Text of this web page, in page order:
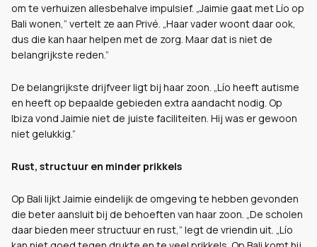
om te verhuizen allesbehalve impulsief. „Jaimie gaat met Lío op
Bali wonen,” vertelt ze aan Privé. „Haar vader woont daar ook,
dus die kan haar helpen met de zorg. Maar dat is niet de
belangrijkste reden.”
De belangrijkste drijfveer ligt bij haar zoon. „Lío heeft autisme
en heeft op bepaalde gebieden extra aandacht nodig. Op
Ibiza vond Jaimie niet de juiste faciliteiten. Hij was er gewoon
niet gelukkig.”
Rust, structuur en minder prikkels
Op Bali lijkt Jaimie eindelijk de omgeving te hebben gevonden
die beter aansluit bij de behoeften van haar zoon. „De scholen
daar bieden meer structuur en rust,” legt de vriendin uit. „Lío